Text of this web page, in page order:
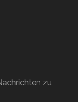
zu